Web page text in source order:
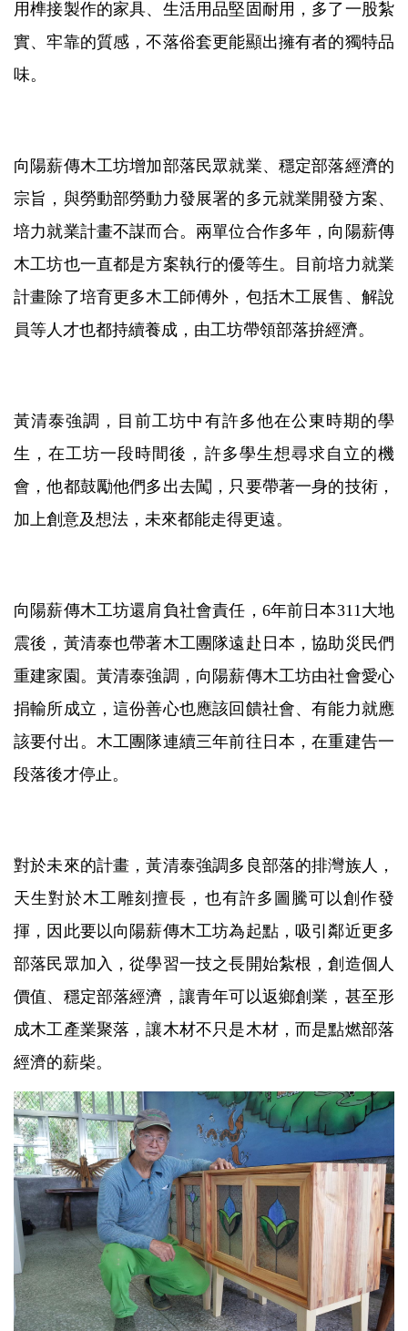
用榫接製作的家具、生活用品堅固耐用，多了一股紮
實、牢靠的質感，不落俗套更能顯出擁有者的獨特品
味。
向陽薪傳木工坊增加部落民眾就業、穩定部落經濟的
宗旨，與勞動部勞動力發展署的多元就業開發方案、
培力就業計畫不謀而合。兩單位合作多年，向陽薪傳
木工坊也一直都是方案執行的優等生。目前培力就業
計畫除了培育更多木工師傅外，包括木工展售、解說
員等人才也都持續養成，由工坊帶領部落拚經濟。
黃清泰強調，目前工坊中有許多他在公東時期的學
生，在工坊一段時間後，許多學生想尋求自立的機
會，他都鼓勵他們多出去闖，只要帶著一身的技術，
加上創意及想法，未來都能走得更遠。
向陽薪傳木工坊還肩負社會責任，6年前日本311大地
震後，黃清泰也帶著木工團隊遠赴日本，協助災民們
重建家園。黃清泰強調，向陽薪傳木工坊由社會愛心
捐輸所成立，這份善心也應該回饋社會、有能力就應
該要付出。木工團隊連續三年前往日本，在重建告一
段落後才停止。
對於未來的計畫，黃清泰強調多良部落的排灣族人，
天生對於木工雕刻擅長，也有許多圖騰可以創作發
揮，因此要以向陽薪傳木工坊為起點，吸引鄰近更多
部落民眾加入，從學習一技之長開始紮根，創造個人
價值、穩定部落經濟，讓青年可以返鄉創業，甚至形
成木工產業聚落，讓木材不只是木材，而是點燃部落
經濟的薪柴。